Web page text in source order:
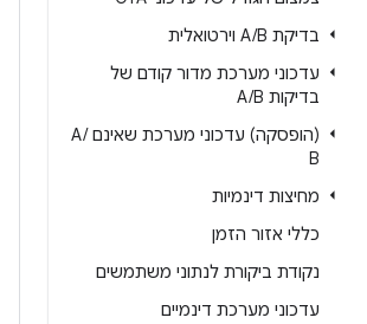
בדיקת A
/B וירטואלית
עדכוני מערכת מדור קודם של
בדיקות A
/B
(הופסקה) עדכוני מערכת שאינם A/
B
מחיצות דינמיות
כללי אזור הזמן
נקודת ביקורת לנתוני משתמשים
עדכוני מערכת דינמיים